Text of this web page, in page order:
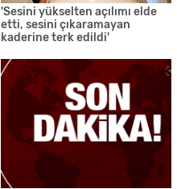
'Sesini yükselten açılımı elde
etti, sesini çıkaramayan
kaderine terk edildi'